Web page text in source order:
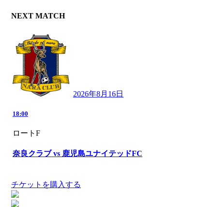
NEXT MATCH
2026年8月16日
18:00
ロートF
奈良クラブ vs 鹿児島ユナイテッドFC
チケットを購入する